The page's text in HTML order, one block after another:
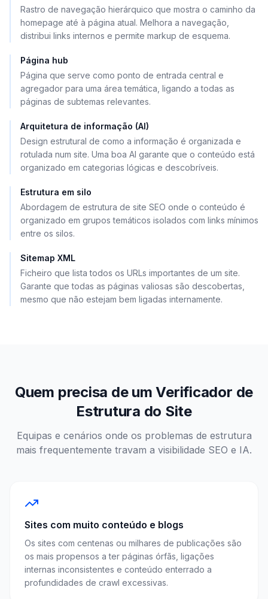
Rastro de navegação hierárquico que mostra o caminho da
homepage até à página atual. Melhora a navegação,
distribui links internos e permite markup de esquema.
Página hub
Página que serve como ponto de entrada central e
agregador para uma área temática, ligando a todas as
páginas de subtemas relevantes.
Arquitetura de informação (AI)
Design estrutural de como a informação é organizada e
rotulada num site. Uma boa AI garante que o conteúdo está
organizado em categorias lógicas e descobríveis.
Estrutura em silo
Abordagem de estrutura de site SEO onde o conteúdo é
organizado em grupos temáticos isolados com links mínimos
entre os silos.
Sitemap XML
Ficheiro que lista todos os URLs importantes de um site.
Garante que todas as páginas valiosas são descobertas,
mesmo que não estejam bem ligadas internamente.
Quem precisa de um Verificador de
Estrutura do Site
Equipas e cenários onde os problemas de estrutura
mais frequentemente travam a visibilidade SEO e IA.
Sites com muito conteúdo e blogs
Os sites com centenas ou milhares de publicações são
os mais propensos a ter páginas órfãs, ligações
internas inconsistentes e conteúdo enterrado a
profundidades de crawl excessivas.